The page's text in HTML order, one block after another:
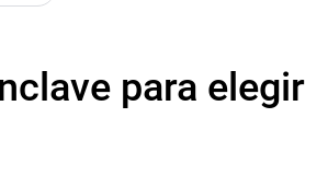
para elegir